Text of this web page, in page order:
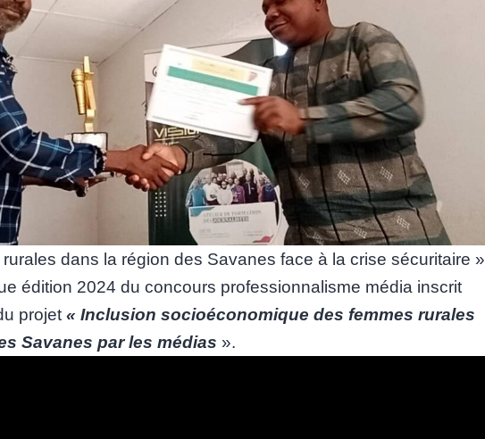
dans la région des Savanes face à la crise sécuritaire »
édition 2024 du concours professionnalisme média inscrit
projet « Inclusion socioéconomique des femmes rurales
Savanes par les médias ».